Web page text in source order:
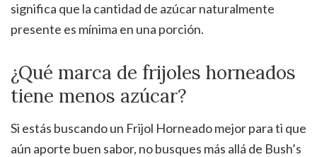
significa que la cantidad de azúcar naturalmente
presente es mínima en una porción.
¿Qué marca de frijoles horneados
tiene menos azúcar?
Si estás buscando un Frijol Horneado mejor para ti que
aún aporte buen sabor, no busques más allá de Bush’s